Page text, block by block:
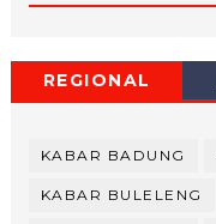
REGIONAL
KABAR BADUNG
KABAR BULELENG